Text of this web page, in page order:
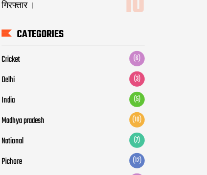
गिरफ्तार ।
CATEGORIES
Cricket (6)
Delhi (3)
India (5)
Madhya pradesh (10)
National (7)
Pichore (12)